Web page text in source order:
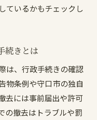
ているかもチェックし
続きとは
は、行政手続きの確認
物条例や守口市の独自
去には事前届出や許可
の撤去はトラブルや罰